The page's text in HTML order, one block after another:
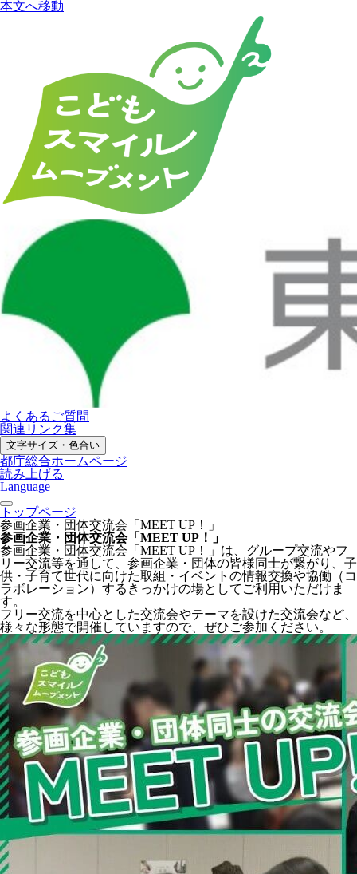
本文へ移動
よくあるご質問
関連リンク集
文字サイズ・色合い
都庁総合ホームページ
読み上げる
Language
トップページ
参画企業・団体交流会「MEET UP！」
参画企業・団体交流会「MEET UP！」
参画企業・団体交流会「MEET UP！」は、グループ交流やフ
リー交流等を通して、参画企業・団体の皆様同士が繋がり、子
供・子育て世代に向けた取組・イベントの情報交換や協働（コ
ラボレーション）するきっかけの場としてご利用いただけま
す。
フリー交流を中心とした交流会やテーマを設けた交流会など、
様々な形態で開催していますので、ぜひご参加ください。